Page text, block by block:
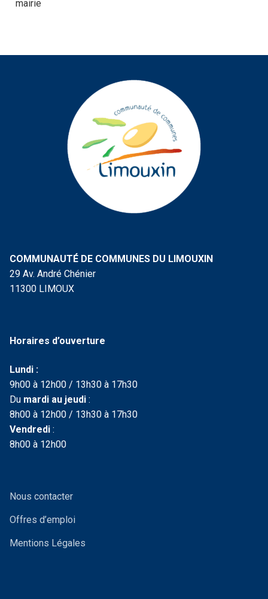
mairie
COMMUNAUTÉ DE COMMUNES DU LIMOUXIN
29 Av. André Chénier
11300 LIMOUX
Horaires d’ouverture
Lundi :
9h00 à 12h00 / 13h30 à 17h30
Du mardi au jeudi :
8h00 à 12h00 / 13h30 à 17h30
Vendredi :
8h00 à 12h00
Nous contacter
Offres d’emploi
Mentions Légales